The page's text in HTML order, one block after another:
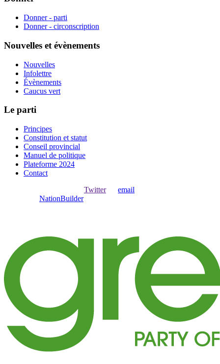
Donner - parti
Donner - circonscription
Nouvelles et évènements
Nouvelles
Infolettre
Évènements
Caucus vert
Le parti
Principes
Constitution et statut
Conseil provincial
Manuel de politique
Plateforme 2024
Contact
Twitterou email
NationBuilder